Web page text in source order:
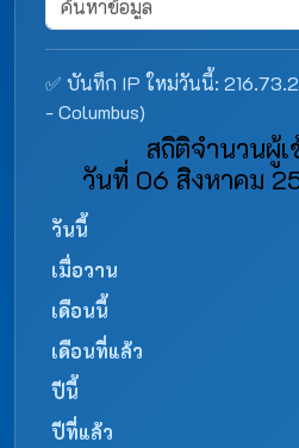
✅ บันทึก IP ใหม่วันนี้:
- Columbus)
สถิติจำนวนผู้เ
วันที่ 06 สิงหาคม
วันนี้
เมื่อวาน
เดือนนี้
เดือนที่แล้ว
ปีนี้
ปีที่แล้ว